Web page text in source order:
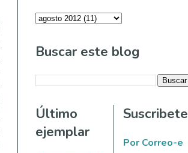
Buscar este blog
Último
ejemplar
Suscribete
Por Correo-e